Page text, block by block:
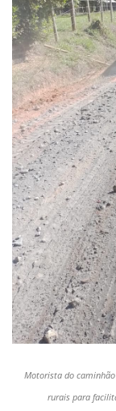
Motorista do
rurais para